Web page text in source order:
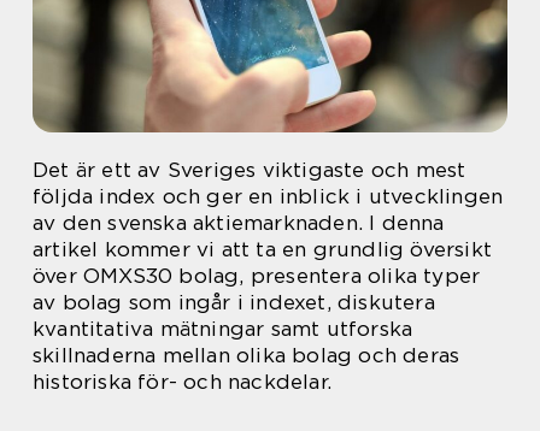
Det är ett av Sveriges viktigaste och mest
följda index och ger en inblick i utvecklingen
av den svenska aktiemarknaden. I denna
artikel kommer vi att ta en grundlig översikt
över OMXS30 bolag, presentera olika typer
av bolag som ingår i indexet, diskutera
kvantitativa mätningar samt utforska
skillnaderna mellan olika bolag och deras
historiska för- och nackdelar.